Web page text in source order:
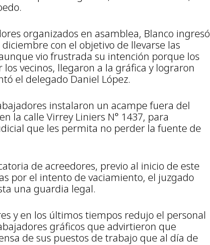
organizados en asamblea, Blanco ingresó
con el objetivo de llevarse las
vio frustrada su intención porque los
vecinos, llegaron a la gráfica y lograron
el delegado Daniel López.
instalaron un acampe fuera del
la calle Virrey Liniers N° 1437, para
que les permita no perder la fuente de
de acreedores, previo al inicio de este
por el intento de vaciamiento, el juzgado
una guardia legal.
y en los últimos tiempos redujo el personal
gráficos que advirtieron que
de sus puestos de trabajo que al día de